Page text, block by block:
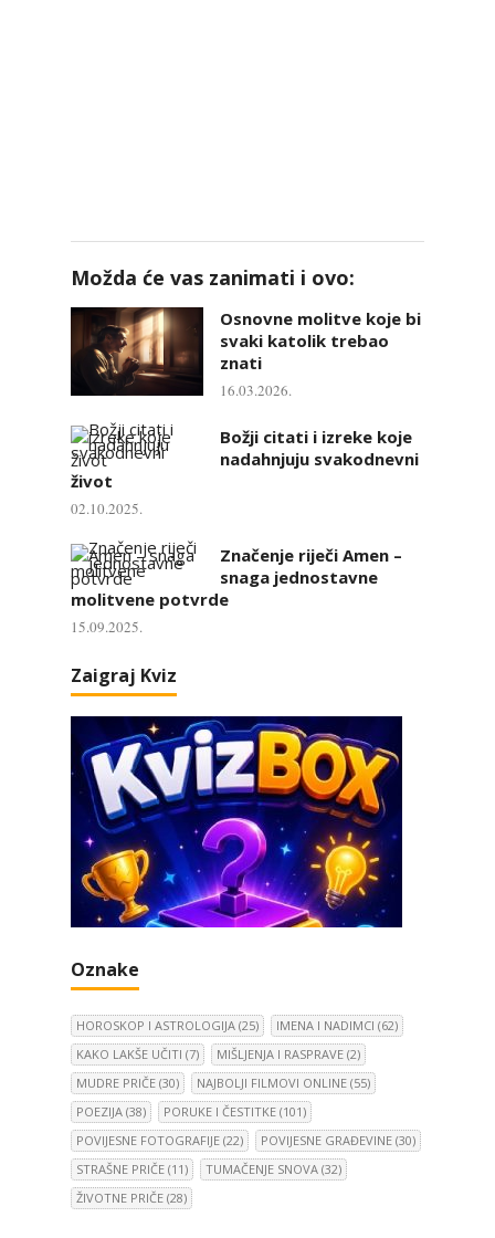
Možda će vas zanimati i ovo:
Osnovne molitve koje bi
svaki katolik trebao
znati
16.03.2026.
Božji citati i izreke koje
nadahnjuju svakodnevni
život
02.10.2025.
Značenje riječi Amen –
snaga jednostavne
molitvene potvrde
15.09.2025.
Zaigraj Kviz
Oznake
HOROSKOP I ASTROLOGIJA (25) IMENA I NADIMCI (62)
KAKO LAKŠE UČITI (7) MIŠLJENJA I RASPRAVE (2)
MUDRE PRIČE (30) NAJBOLJI FILMOVI ONLINE (55)
POEZIJA (38) PORUKE I ČESTITKE (101)
POVIJESNE FOTOGRAFIJE (22) POVIJESNE GRAĐEVINE (30)
STRAŠNE PRIČE (11) TUMAČENJE SNOVA (32)
ŽIVOTNE PRIČE (28)